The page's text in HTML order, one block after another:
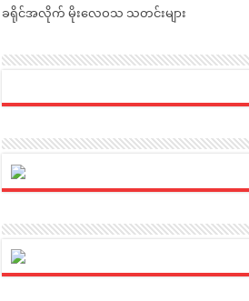
ခရိုင်အလိုက် မိုးလေဝသ သတင်းများ